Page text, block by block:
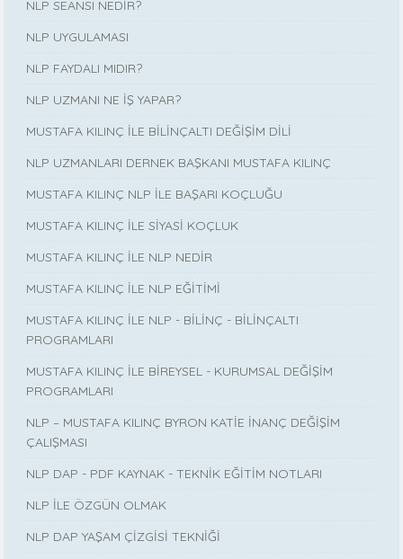
NLP SEANSI NEDİR?
NLP UYGULAMASI
NLP FAYDALI MIDIR?
NLP UZMANI NE İŞ YAPAR?
MUSTAFA KILINÇ İLE BİLİNÇALTI DEĞİŞİM DİLİ
NLP UZMANLARI DERNEK BAŞKANI MUSTAFA KILINÇ
MUSTAFA KILINÇ NLP İLE BAŞARI KOÇLUĞU
MUSTAFA KILINÇ İLE SİYASİ KOÇLUK
MUSTAFA KILINÇ İLE NLP NEDİR
MUSTAFA KILINÇ İLE NLP EĞİTİMİ
MUSTAFA KILINÇ İLE NLP - BİLİNÇ - BİLİNÇALTI
PROGRAMLARI
MUSTAFA KILINÇ İLE BİREYSEL - KURUMSAL DEĞİŞİM
PROGRAMLARI
NLP – MUSTAFA KILINÇ BYRON KATİE İNANÇ DEĞİŞİM
ÇALIŞMASI
NLP DAP - PDF KAYNAK - TEKNİK EĞİTİM NOTLARI
NLP İLE ÖZGÜN OLMAK
NLP DAP YAŞAM ÇİZGİSİ TEKNİĞİ